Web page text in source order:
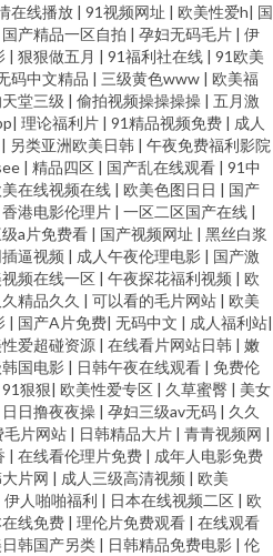
在线播放 | 91视频网址 | 欧美性爱h| 国
国产精品一区自拍 | 孕妇无码毛片 | 伊
| 狠狠做五月 | 91福利社在线 | 91欧美
码中文精品 | 三级黄色www | 欧美福
堂三级 | 偷拍视频操操操操 | 五月激
| 理论福利片 | 91精品视频免费 | 成人
| 另类亚洲欧美日韩 | 午夜免费福利影院
| 精品四区 | 国产乱在线观看 | 91中
在线视频在线 | 欧美色图日日 | 国产
香港电影伦理片 | 一区二区国产在线 |
a片免费看 | 国产视频网址 | 黑丝白浆
逼视频 | 成人午夜伦理电影 | 国产激
频在线一区 | 午夜探花福利视频 | 欧
精品久久 | 可以看的毛片网站 | 欧美
| 国产A片免费| 无码中文 | 成人福利站|
爱超碰资源 | 在线看片网站日韩 | 嫩
国电影 | 日韩午夜在线观看 | 免费伦
91狠狠| 欧美性爱专区 | 久草蜜臀 | 美女
日日撸夜夜操 | 孕妇三级av无码 | 久久
毛片网站 | 日韩精品大片 | 青青视频网 |
| 在线看伦理片免费 | 成年人电影免费
片网 | 成人三级高清视频 | 欧美
伊人啪啪福利 | 日本在线视频二区 | 欧
在线免费 | 理伦片免费观看 | 在线观看
韩国产另类 | 日韩精品免费电影 | 伦